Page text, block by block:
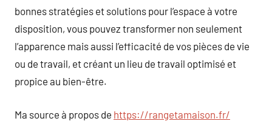
bonnes stratégies et solutions pour l’espace à votre
disposition, vous pouvez transformer non seulement
l’apparence mais aussi l’efficacité de vos pièces de vie
ou de travail, et créant un lieu de travail optimisé et
propice au bien-être.
Ma source à propos de https://rangetamaison.fr/